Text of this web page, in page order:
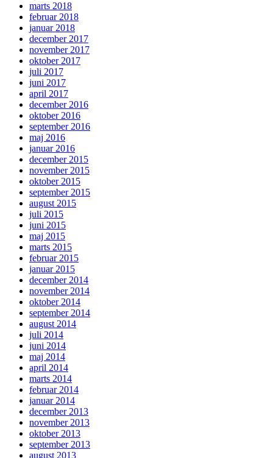
marts 2018
februar 2018
januar 2018
december 2017
november 2017
oktober 2017
juli 2017
juni 2017
april 2017
december 2016
oktober 2016
september 2016
maj 2016
januar 2016
december 2015
november 2015
oktober 2015
september 2015
august 2015
juli 2015
juni 2015
maj 2015
marts 2015
februar 2015
januar 2015
december 2014
november 2014
oktober 2014
september 2014
august 2014
juli 2014
juni 2014
maj 2014
april 2014
marts 2014
februar 2014
januar 2014
december 2013
november 2013
oktober 2013
september 2013
august 2013